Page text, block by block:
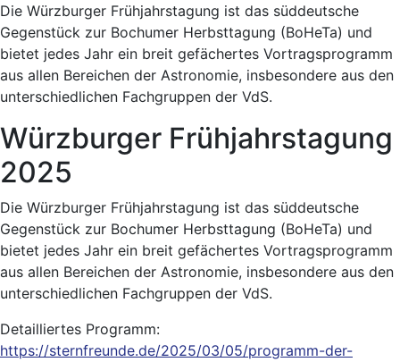
Die Würzburger Frühjahrstagung ist das süddeutsche
Gegenstück zur Bochumer Herbsttagung (BoHeTa) und
bietet jedes Jahr ein breit gefächertes Vortragsprogramm
aus allen Bereichen der Astronomie, insbesondere aus den
unterschiedlichen Fachgruppen der VdS.
Würzburger Frühjahrstagung
2025
Die Würzburger Frühjahrstagung ist das süddeutsche
Gegenstück zur Bochumer Herbsttagung (BoHeTa) und
bietet jedes Jahr ein breit gefächertes Vortragsprogramm
aus allen Bereichen der Astronomie, insbesondere aus den
unterschiedlichen Fachgruppen der VdS.
Detailliertes Programm:
https://sternfreunde.de/2025/03/05/programm-der-